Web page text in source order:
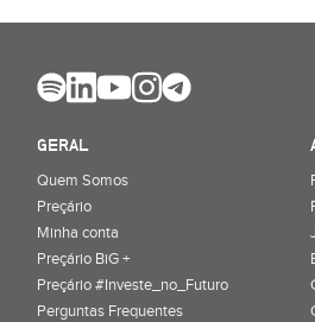
GERAL
Quem Somos
Preçário
Minha conta
Preçário BiG +
Preçário #Investe_no_Futuro
Perguntas Frequentes